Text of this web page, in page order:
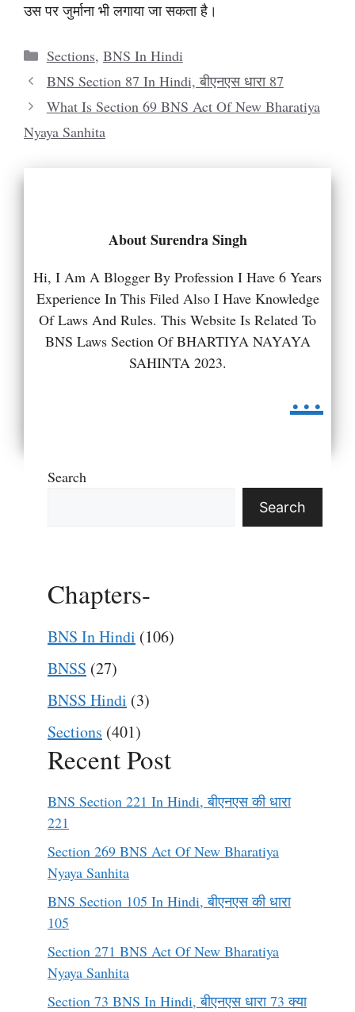
उस पर जुर्माना भी लगाया जा सकता है।
Categories
Sections, BNS In Hindi
BNS Section 87 In Hindi, बीएनएस धारा 87
What Is Section 69 BNS Act Of New Bharatiya
Nyaya Sanhita
About Surendra Singh
Hi, I Am A Blogger By Profession I Have 6 Years
Experience In This Filed Also I Have Knowledge
Of Laws And Rules. This Website Is Related To
BNS Laws Section Of BHARTIYA NAYAYA
SAHINTA 2023.
...
Search
Search
Chapters-
BNS In Hindi (106)
BNSS (27)
BNSS Hindi (3)
Sections (401)
Recent Post
BNS Section 221 In Hindi, बीएनएस की धारा
221
Section 269 BNS Act Of New Bharatiya
Nyaya Sanhita
BNS Section 105 In Hindi, बीएनएस की धारा
105
Section 271 BNS Act Of New Bharatiya
Nyaya Sanhita
Section 73 BNS In Hindi, बीएनएस धारा 73 क्या